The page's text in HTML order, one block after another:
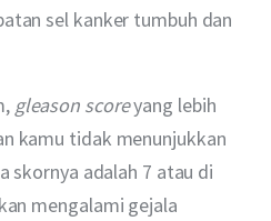
sel kanker tumbuh dan
gleason score yang lebih
kamu tidak menunjukkan
skornya adalah 7 atau di
mengalami gejala